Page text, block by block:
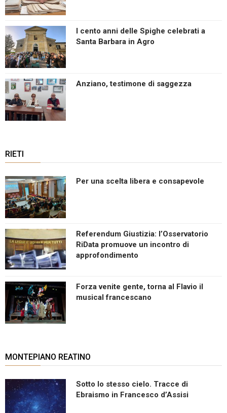
I cento anni delle Spighe celebrati a
Santa Barbara in Agro
Anziano, testimone di saggezza
RIETI
Per una scelta libera e consapevole
Referendum Giustizia: l’Osservatorio
RiData promuove un incontro di
approfondimento
Forza venite gente, torna al Flavio il
musical francescano
MONTEPIANO REATINO
Sotto lo stesso cielo. Tracce di
Ebraismo in Francesco d’Assisi